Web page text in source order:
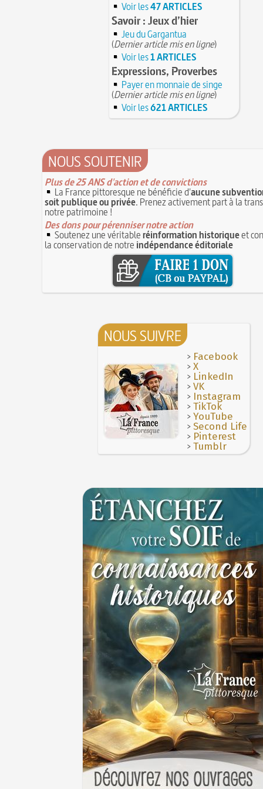
6 juillet 1819 : décès de Sophie Blanchard,
femme aéronaute professionnelle
5 juillet 1857 : mort de Barthélemy
inventeur de la machine à coudre 5 JUILLET
Maison Blanqui : restauration d'horloges et
pendules anciennes (Moselle) 4 JUILLET
4 juillet 1465 : ordonnance imposant la
lanternes dans les rues 4 JUILLET
Voir la lune à gauche 3 JUILLET
Maternités, archéologie de la figure
JUILLET
Le masque de l'ingérence ou le peuple
1ER JUILLET
Avoir la tête près du bonnet
On a souvent besoin d'un plus petit que soi
Bûche de Noël (Origine et histoire de la)
28 juillet 1794 : supplice de Robespierre et
partie de ses complices
16 octobre 1793 : exécution de la reine
Hâtez-vous lentement
Troisième République (1870-1940)
Vatel, « perdu d'honneur », se suicide lors
Voir les47 ARTICLES
Savoir : Jeux d’hier
Jeu du Gargantua
(Dernier article mis en ligne)
Voir les1 ARTICLES
Expressions, Proverbes
Payer en monnaie de singe
(Dernier article mis en ligne)
Voir les621 ARTICLES
NOUS SOUTENIR
Plus de 25 ANS d'action et de convictions
La France pittoresque ne bénéficie d'aucune
soit publique ou privée. Prenez activement part à la
notre patrimoine !
Des dons pour pérenniser notre action
Soutenez une véritableréinformation historiqueet
la conservation de notre indépendance éditoriale
NOUS SUIVRE
> Facebook
>X
> LinkedIn
>VK
> Instagram
>TikTok
>YouTube
>Second Life
> Pinterest
>Tumblr